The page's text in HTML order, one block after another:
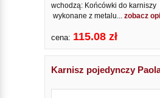
wchodzą: Końcówki do
wykonane z metalu... zobacz
cena: 115.08 zł
Karnisz pojedynczy